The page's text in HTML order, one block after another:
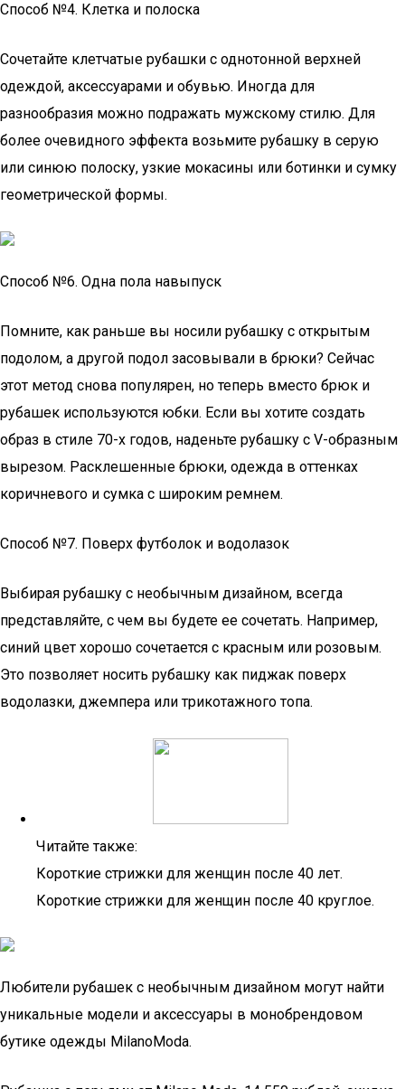
Способ №4. Клетка и полоска
Сочетайте клетчатые рубашки с однотонной верхней
одеждой, аксессуарами и обувью. Иногда для
разнообразия можно подражать мужскому стилю. Для
более очевидного эффекта возьмите рубашку в серую
или синюю полоску, узкие мокасины или ботинки и сумку
геометрической формы.
Способ №6. Одна пола навыпуск
Помните, как раньше вы носили рубашку с открытым
подолом, а другой подол засовывали в брюки? Сейчас
этот метод снова популярен, но теперь вместо брюк и
рубашек используются юбки. Если вы хотите создать
образ в стиле 70-х годов, наденьте рубашку с V-образным
вырезом. Расклешенные брюки, одежда в оттенках
коричневого и сумка с широким ремнем.
Способ №7. Поверх футболок и водолазок
Выбирая рубашку с необычным дизайном, всегда
представляйте, с чем вы будете ее сочетать. Например,
синий цвет хорошо сочетается с красным или розовым.
Это позволяет носить рубашку как пиджак поверх
водолазки, джемпера или трикотажного топа.
Читайте также:
Короткие стрижки для женщин после 40 лет.
Короткие стрижки для женщин после 40 круглое.
Любители рубашек с необычным дизайном могут найти
уникальные модели и аксессуары в монобрендовом
бутике одежды MilanoModa.